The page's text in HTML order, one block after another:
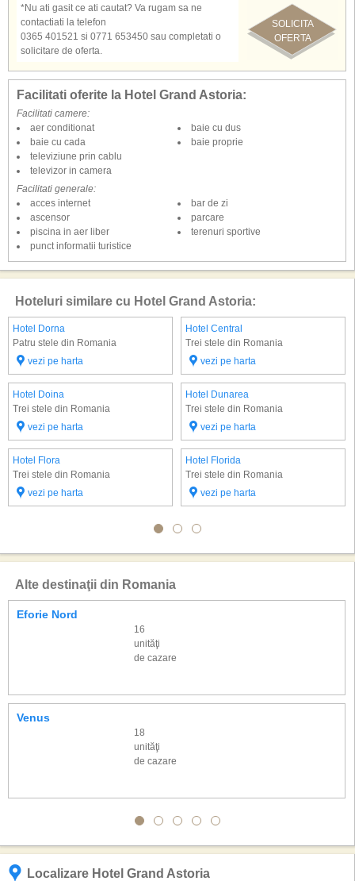
SOLICITA
OFERTA
*Nu ati gasit ce ati cautat? Va rugam sa ne
contactiati la telefon
0365 401521 si 0771 653450 sau completati o
solicitare de oferta.
Facilitati oferite la Hotel Grand Astoria:
Facilitati camere:
aer conditionat
baie cu cada
baie cu dus
baie proprie
televiziune prin cablu
televizor in camera
Facilitati generale:
acces internet
ascensor
bar de zi
parcare
piscina in aer liber
punct informatii turistice
terenuri sportive
Hoteluri similare cu Hotel Grand Astoria:
Hotel Dorna
Patru stele din Romania
vezi pe harta
Hotel Central
Trei stele din Romania
vezi pe harta
Hotel Doina
Trei stele din Romania
vezi pe harta
Hotel Dunarea
Trei stele din Romania
vezi pe harta
Hotel Flora
Trei stele din Romania
vezi pe harta
Hotel Florida
Trei stele din Romania
vezi pe harta
Alte destinaţii din Romania
Eforie Nord
16
unităţi
de cazare
Venus
18
unităţi
de cazare
Localizare Hotel Grand Astoria